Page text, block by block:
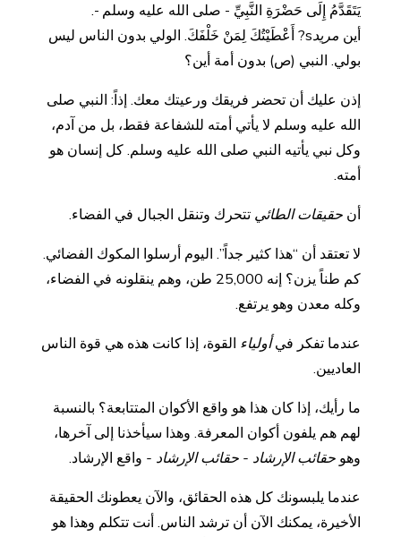
يَتَقَدَّمُ إِلَى حَضْرَةِ النَّبِيِّ - صلى الله عليه وسلم -.
أين مريد s? أَعْطَيْتُكَ لِمَنْ خَلْفَكَ. الولي بدون الناس ليس
بولي. النبي (ص) بدون أمة أين؟
إذن عليك أن تحضر فريقك ورعيتك معك. إذاً: النبي صلى
الله عليه وسلم لا يأتي أمته للشفاعة فقط، بل من آدم،
وكل نبي يأتيه النبي صلى الله عليه وسلم. كل إنسان هو
أمته.
أن حقيقات الطائي تتحرك وتنقل الجبال في الفضاء.
لا تعتقد أن “هذا كثير جداً”. اليوم أرسلوا المكوك الفضائي.
كم طناً يزن؟ إنه 25,000 طن، وهم ينقلونه في الفضاء،
وكله معدن وهو يرتفع.
عندما تفكر فيأولياء القوة، إذا كانت هذه هي قوة الناس
العاديين.
ما رأيك، إذا كان هذا هو واقع الأكوان المتتابعة؟ بالنسبة
لهم هم يلفون أكوان المعرفة. وهذا سيأخذنا إلى آخرها،
وهو حقائب الإرشاد - حقائب الإرشاد - واقع الإرشاد.
عندما يلبسونك كل هذه الحقائق، والآن يعطونك الحقيقة
الأخيرة، يمكنك الآن أن ترشد الناس. أنت تتكلم وهذا هو